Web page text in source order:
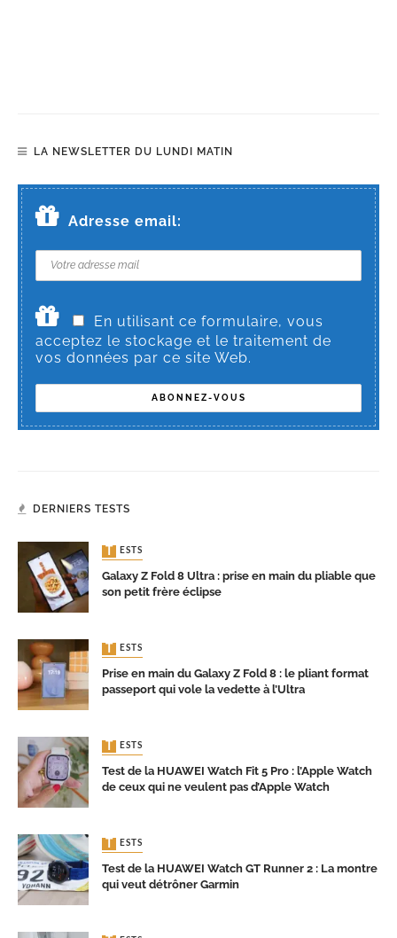
LA NEWSLETTER DU LUNDI MATIN
Adresse email:
En utilisant ce formulaire, vous
acceptez le stockage et le traitement de
vos données par ce site Web.
DERNIERS TESTS
TESTS
Galaxy Z Fold 8 Ultra : prise en main du pliable que
son petit frère éclipse
TESTS
Prise en main du Galaxy Z Fold 8 : le pliant format
passeport qui vole la vedette à l’Ultra
TESTS
Test de la HUAWEI Watch Fit 5 Pro : l’Apple Watch
de ceux qui ne veulent pas d’Apple Watch
TESTS
Test de la HUAWEI Watch GT Runner 2 : La montre
qui veut détrôner Garmin